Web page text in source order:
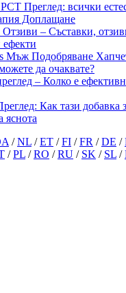
Преглед: всички
Доплащане
– Съставки,
ефекти
Мъж Подобряване
да очаквате?
– Колко е
Как тази добавка
яснота
/NL /ET /FI /FR /DE /
/PL /RO /RU / SK / SL /